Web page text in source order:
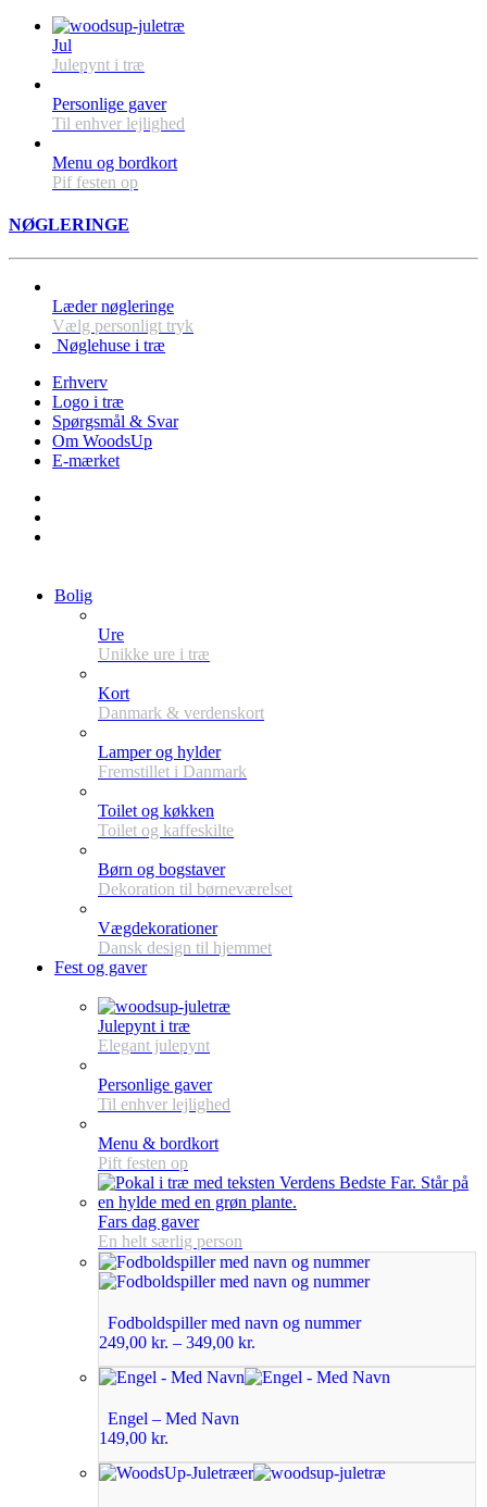
Jul
Julepynt i træ
Personlige gaver
Til enhver lejlighed
Menu og bordkort
Pif festen op
NØGLERINGE
Læder nøgleringe
Vælg personligt tryk
Nøglehuse i træ
Erhverv
Logo i træ
Spørgsmål & Svar
Om WoodsUp
E-mærket
Bolig
Ure
Unikke ure i træ
Kort
Danmark & verdenskort
Lamper og hylder
Fremstillet i Danmark
Toilet og køkken
Toilet og kaffeskilte
Børn og bogstaver
Dekoration til børneværelset
Vægdekorationer
Dansk design til hjemmet
Fest og gaver
Julepynt i træ
Elegant julepynt
Personlige gaver
Til enhver lejlighed
Menu & bordkort
Pift festen op
Fars dag gaver
En helt særlig person
Fodboldspiller med navn og nummer
249,00 kr. – 349,00 kr.
Engel – Med Navn
149,00 kr.